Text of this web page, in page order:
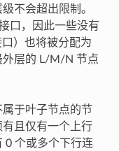
不会超出限制。
口，因此一些没有
）也将被分配为
外层的 L/M/N 节点
于叶子节点的节
且仅有一个上行
0 个或多个下行连